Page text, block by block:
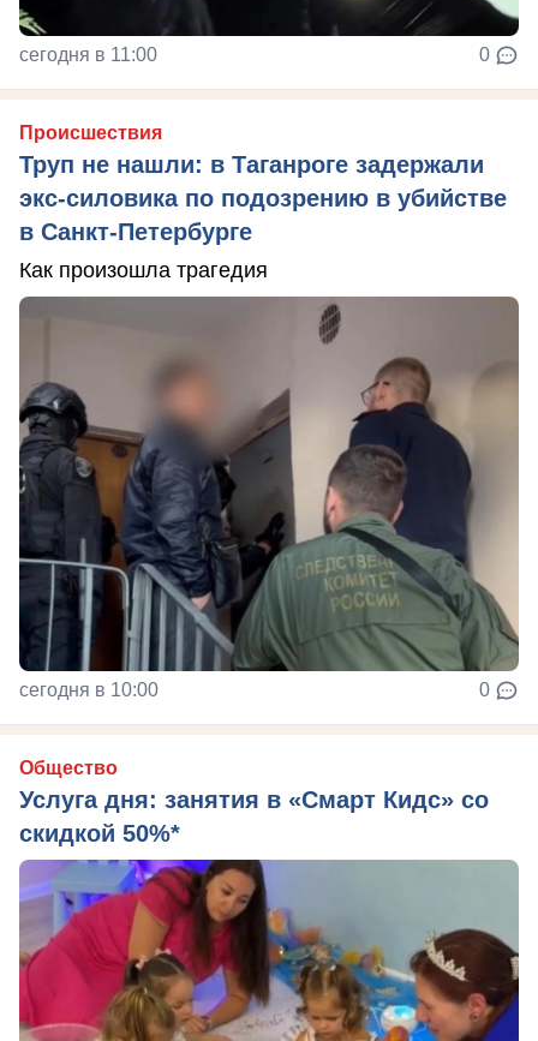
сегодня в 11:00 0
Происшествия
Труп не нашли: в Таганроге задержали
экс-силовика по подозрению в убийстве
в Санкт-Петербурге
Как произошла трагедия
сегодня в 10:00 0
Общество
Услуга дня: занятия в «Смарт Кидс» со
скидкой 50%*